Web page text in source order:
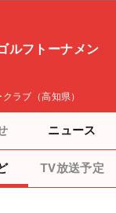
ルフトーナメン
ラブ（高知県）
ニュース
TV放送予定